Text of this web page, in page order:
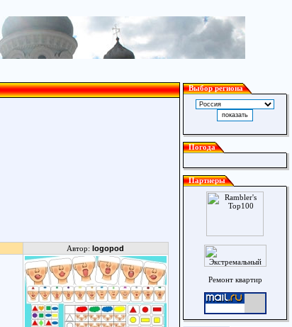
Автор: logopod
Выбор региона
Погода
Партнеры
Ремонт квартир